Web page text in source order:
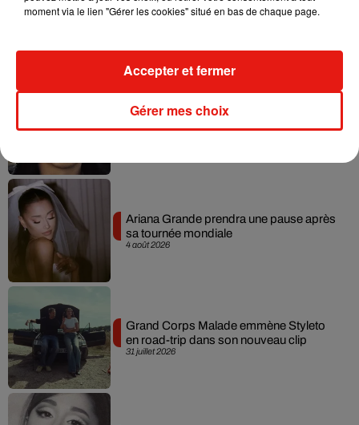
Benny Blanco invite Selena Gomez et
Becky G sur son nouveau single
Tiny Desk invite Charlie Puth pour une
live session solaire
4 août 2026
Ariana Grande prendra une pause après
sa tournée mondiale
31 juillet 2026
Grand Corps Malade emmène Styleto
en road-trip dans son nouveau clip
moment via le lien "Gérer les cookies" situé en bas de chaque page.
Gérer mes choix
Accepter et fermer